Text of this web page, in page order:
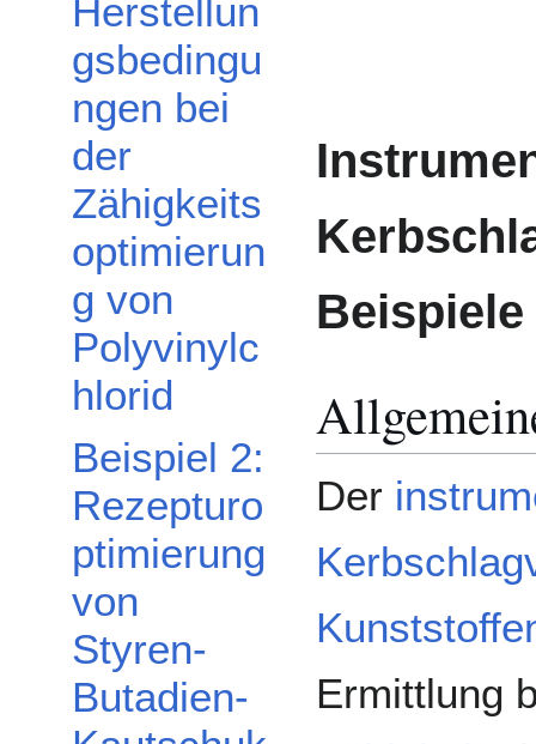
Herstellun
gsbedingu
ngen bei
der
Zähigkeits
optimierun
g von
Polyvinylc
hlorid
Beispiel 2:
Rezepturo
ptimierung
von
Styren-
Butadien-
Beispiele
Der
Ermittlung